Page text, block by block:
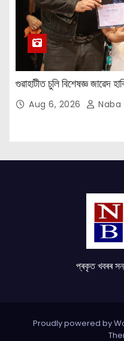
গুৱাহাটীত চুলি বিশেষজ্ঞ জাৱেদ
Aug 6, 2026 Naba
প্ৰকৃত খবৰৰ
Proudly powered by